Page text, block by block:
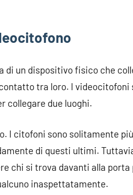
di un dispositivo fisico che
tra loro. I videocitofoni
collegare due luoghi.
I citofoni sono solitamente
di questi ultimi.
chi si trova davanti alla
inaspettatamente.